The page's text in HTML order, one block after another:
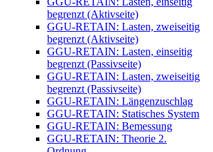
begrenzt (Aktivseite)
GGU-RETAIN: Lasten, zweiseitig
begrenzt (Aktivseite)
GGU-RETAIN: Lasten, einseitig
begrenzt (Passivseite)
GGU-RETAIN: Lasten, zweiseitig
begrenzt (Passivseite)
GGU-RETAIN: Längenzuschlag
GGU-RETAIN: Statisches System
GGU-RETAIN: Bemessung
GGU-RETAIN: Theorie 2.